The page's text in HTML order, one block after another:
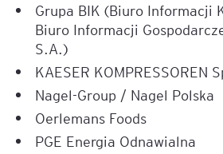
Grupa BIK (Biuro Informacji
Biuro Informacji
S.A.)
KAESER KOMPRESSOREN
Nagel-Group / Nagel Polska
Oerlemans Foods
PGE Energia Odnawialna